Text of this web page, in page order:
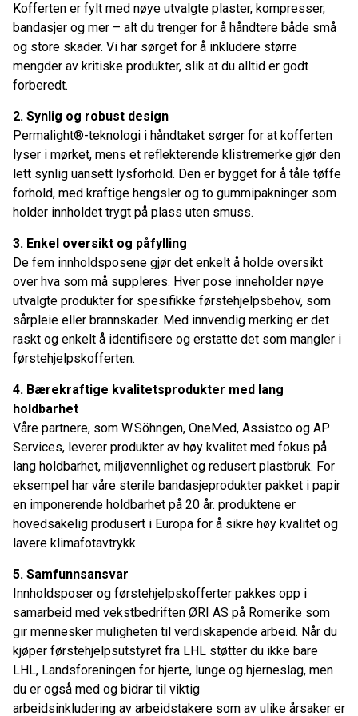
8 cm 2 Trekanttørkle 1 Hanskesett 4x Vinyl stor 1 SÖHNGEN® Silke,
Plaster Tape 5 m x 2,5 cm 1 Refillpose nr. 5 Brannskade Innhold Antall
AKLA Forburns Brannbandasje 10x10cm 4 AKLA Forburns Branngel
59ml flaske 1 WS-Elastisk Bandasje 4 m x 8 cm 2 Løse artikler
Innhold Antall Ispose Stor assistco 2 Aluderm steril kompress
60x80cm 1 Norse traumebandasje 6" 1 NORSE RESCUE selvklebende
Bandasje 2 Blizzard varmeteppe 1 Øyeskyll 500ml 1 Leveres med
Kofferten er fylt med nøye utvalgte plaster, kompresser,
bandasjer og mer – alt du trenger for å håndtere både små
og store skader. Vi har sørget for å inkludere større
mengder av kritiske produkter, slik at du alltid er godt
forberedt.
2. Synlig og robust design
Permalight®-teknologi i håndtaket sørger for at kofferten
lyser i mørket, mens et reflekterende klistremerke gjør den
lett synlig uansett lysforhold. Den er bygget for å tåle tøffe
forhold, med kraftige hengsler og to gummipakninger som
holder innholdet trygt på plass uten smuss.
3. Enkel oversikt og påfylling
De fem innholdsposene gjør det enkelt å holde oversikt
over hva som må suppleres. Hver pose inneholder nøye
utvalgte produkter for spesifikke førstehjelpsbehov, som
sårpleie eller brannskader. Med innvendig merking er det
raskt og enkelt å identifisere og erstatte det som mangler i
førstehjelpskofferten.
4. Bærekraftige kvalitetsprodukter med lang
holdbarhet
Våre partnere, som W.Söhngen, OneMed, Assistco og AP
Services, leverer produkter av høy kvalitet med fokus på
lang holdbarhet, miljøvennlighet og redusert plastbruk. For
eksempel har våre sterile bandasjeprodukter pakket i papir
en imponerende holdbarhet på 20 år. produktene er
hovedsakelig produsert i Europa for å sikre høy kvalitet og
lavere klimafotavtrykk.
5. Samfunnsansvar
Innholdsposer og førstehjelpskofferter pakkes opp i
samarbeid med vekstbedriften ØRI AS på Romerike som
gir mennesker muligheten til verdiskapende arbeid. Når du
kjøper førstehjelpsutstyret fra LHL støtter du ikke bare
LHL, Landsforeningen for hjerte, lunge og hjerneslag, men
du er også med og bidrar til viktig
arbeidsinkludering av arbeidstakere som av ulike årsaker er